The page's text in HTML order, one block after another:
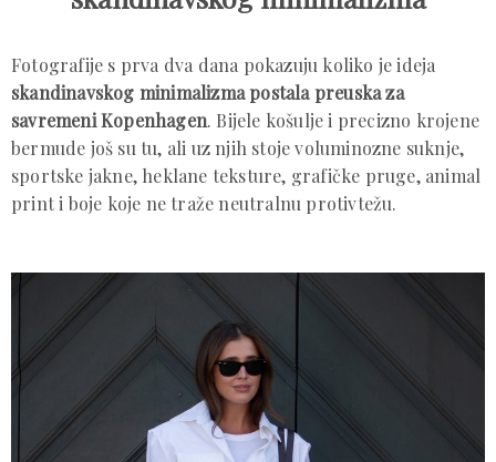
Fotografije s prva dva dana pokazuju koliko je ideja
skandinavskog minimalizma postala preuska za
savremeni Kopenhagen. Bijele košulje i precizno krojene
bermude još su tu, ali uz njih stoje voluminozne suknje,
sportske jakne, heklane teksture, grafičke pruge, animal
print i boje koje ne traže neutralnu protivtežu.